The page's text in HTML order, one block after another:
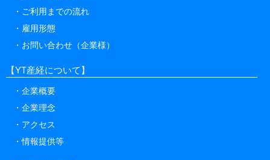
ご利用までの流れ
雇用形態
お問い合わせ（企業様）
【YT産経について】
企業概要
企業理念
アクセス
情報提供等